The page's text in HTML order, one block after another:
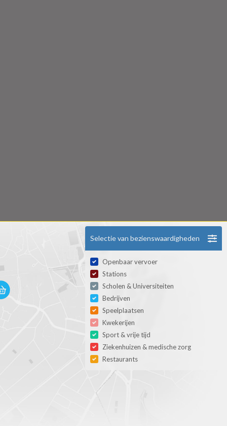
Selectie van bezienswaardigheden
Openbaar vervoer
Stations
Scholen & Universiteiten
Bedrijven
Speelplaatsen
Kwekerijen
Sport & vrije tijd
Ziekenhuizen & medische zorg
Restaurants